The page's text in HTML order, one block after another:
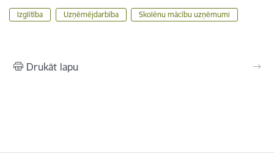
Izglītība Uzņēmējdarbība Skolēnu mācību uzņēmumi
Drukāt lapu